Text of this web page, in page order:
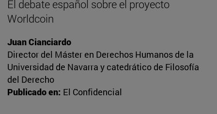
El debate español sobre el proyecto
Worldcoin
Juan Cianciardo
Director del Máster en Derechos Humanos de la
Universidad de Navarra y catedrático de Filosofía
del Derecho
Publicado en: El Confidencial